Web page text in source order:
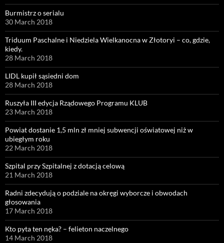
Burmistrz o serialu
30 March 2018
Triduum Paschalne i Niedziela Wielkanocna w Złotoryi – co, gdzie,
kiedy.
28 March 2018
LIDL kupił sąsiedni dom
28 March 2018
Ruszyła III edycja Rządowego Programu KLUB
23 March 2018
Powiat dostanie 1,5 mln zł mniej subwencji oświatowej niż w
ubiegłym roku
22 March 2018
Szpital przy Szpitalnej z dotacją celową
21 March 2018
Radni zdecydują o podziale na okręgi wyborcze i obwodach
głosowania
17 March 2018
Kto pyta ten nęka? – felieton naczelnego
14 March 2018